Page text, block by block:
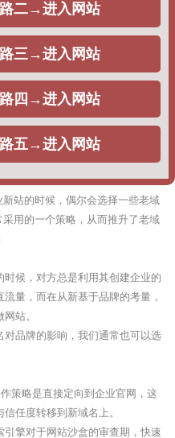
目前来看，目前市面上大量的
的用户做排名，一般分为如下两种
钱，一般在5块钱左右。
的整站指数排名，提升整站关键词
重不同，给出的报价不同。
在相对较短的时间周期出排名。
索引擎算法调整的时候，网站排
降权。
站的时候，偶尔会选择一些老域
用的一个策略，从而推升了老域
候，对方总是利用其创建企业的
量，而在从新基于品牌的考量，
站。
品牌的影响，我们通常也可以选
策略是直接定向到企业官网，这
任度转移到新域名上。
擎对于网站沙盒的审查期，快速